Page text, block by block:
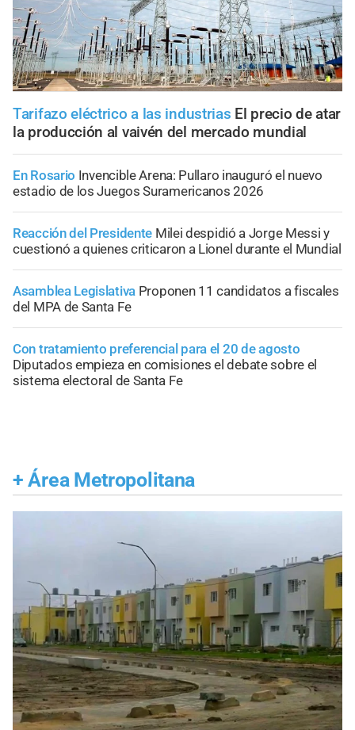
Tarifazo eléctrico a las industrias El precio de atar
la producción al vaivén del mercado mundial
En Rosario Invencible Arena: Pullaro inauguró el nuevo
estadio de los Juegos Suramericanos 2026
Reacción del Presidente Milei despidió a Jorge Messi y
cuestionó a quienes criticaron a Lionel durante el Mundial
Asamblea Legislativa Proponen 11 candidatos a fiscales
del MPA de Santa Fe
Con tratamiento preferencial para el 20 de agosto
Diputados empieza en comisiones el debate sobre el
sistema electoral de Santa Fe
+ Área Metropolitana